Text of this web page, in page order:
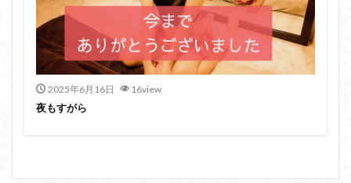
2025年6月16日 16view
夜もすがら